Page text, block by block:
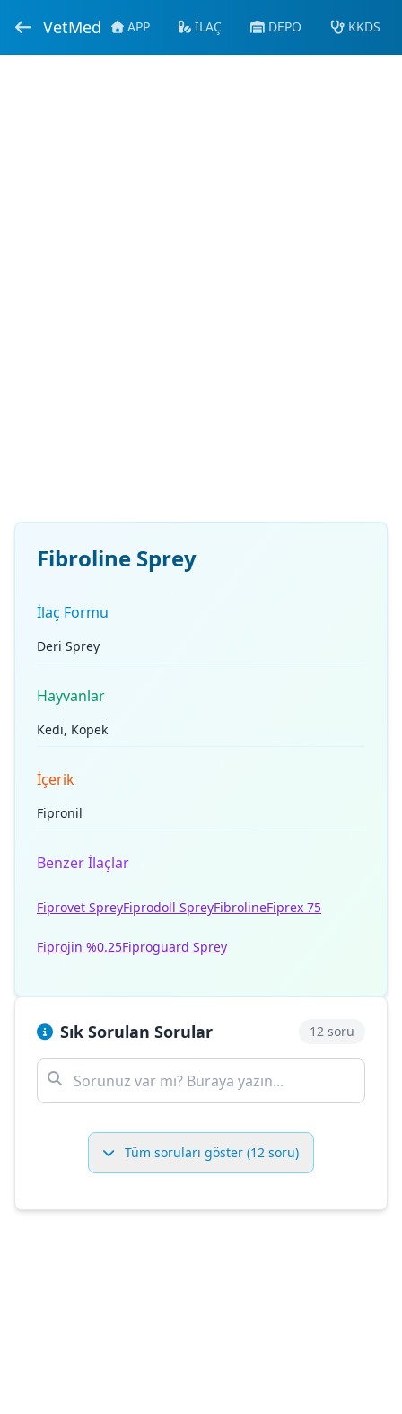
VetMed APP İLAÇ DEPO KKDS
Fibroline Sprey
İlaç Formu
Deri Sprey
Hayvanlar
Kedi, Köpek
İçerik
Fipronil
Benzer İlaçlar
Fiprovet SpreyFiprodoll SpreyFibrolineFiprex 75
Fiprojin %0.25Fiproguard Sprey
Sık Sorulan Sorular 12 soru
Tüm soruları göster (12 soru)